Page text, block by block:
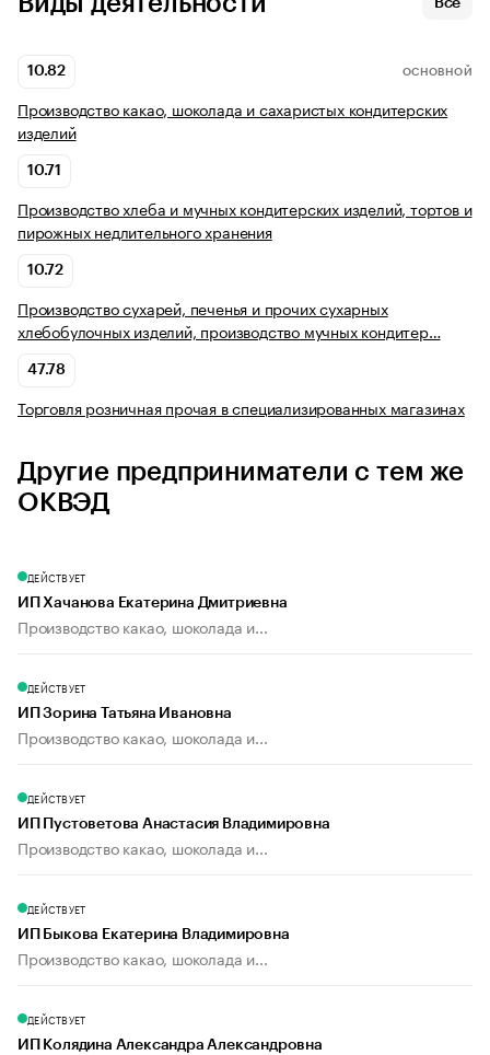
Все
10.82 ОСНОВНОЙ
Производство какао, шоколада и сахаристых кондитерских
изделий
10.71
Производство хлеба и мучных кондитерских изделий, тортов и
пирожных недлительного хранения
10.72
Производство сухарей, печенья и прочих сухарных
хлебобулочных изделий, производство мучных кондитер…
47.78
Торговля розничная прочая в специализированных магазинах
Другие предприниматели с тем же
ОКВЭД
ДЕЙСТВУЕТ
ИП Хачанова Екатерина Дмитриевна
Производство какао, шоколада и...
ДЕЙСТВУЕТ
ИП Зорина Татьяна Ивановна
Производство какао, шоколада и...
ДЕЙСТВУЕТ
ИП Пустоветова Анастасия Владимировна
Производство какао, шоколада и...
ДЕЙСТВУЕТ
ИП Быкова Екатерина Владимировна
Производство какао, шоколада и...
ДЕЙСТВУЕТ
ИП Колядина Александра Александровна